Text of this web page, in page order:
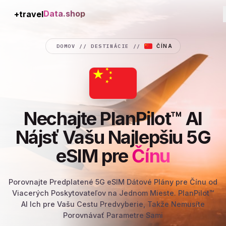
+travelConnection
DOMOV // DESTINÁCIE // ČÍNA
Nechajte PlanPilot™ AI
Nájsť Vašu Najlepšiu 5G
eSIM preČínu
Porovnajte Predplatené 5G eSIM Dátové Plány pre Čínu od
Viacerých Poskytovateľov na Jednom Mieste. PlanPilot™
AI Ich pre Vašu Cestu Predvyberie, Takže Nemusíte
Porovnávať Parametre Sami